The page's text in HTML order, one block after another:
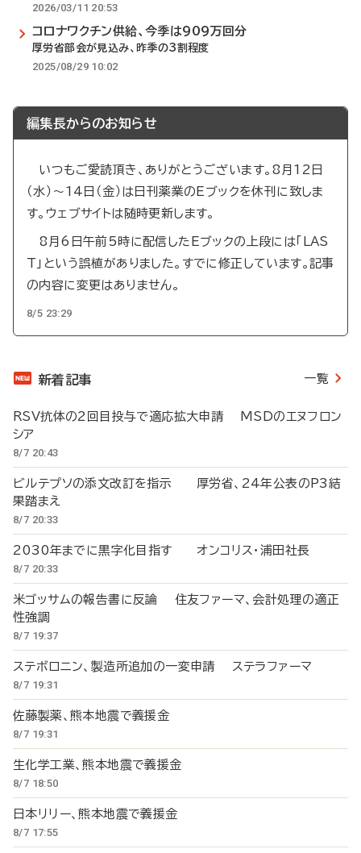
2026/03/11 20:53
コロナワクチン供給、今季は909万回分
厚労省部会が見込み、昨季の3割程度
2025/08/29 10:02
編集長からのお知らせ
いつもご愛読頂き、ありがとうございます。8月12日
（水）～14日（金）は日刊薬業のEブックを休刊に致しま
す。ウェブサイトは随時更新します。
8月6日午前5時に配信したEブックの上段には「LAS
T」という誤植がありました。すでに修正しています。記事
の内容に変更はありません。
8/5 23:29
新着記事 一覧
RSV抗体の2回目投与で適応拡大申請 MSDのエヌフロン
シア
8/7 20:43
ビルテプソの添文改訂を指示 厚労省、24年公表のP3結
果踏まえ
8/7 20:33
2030年までに黒字化目指す オンコリス・浦田社長
8/7 20:33
米ゴッサムの報告書に反論 住友ファーマ、会計処理の適正
性強調
8/7 19:37
ステボロニン、製造所追加の一変申請 ステラファーマ
8/7 19:31
佐藤製薬、熊本地震で義援金
8/7 19:31
生化学工業、熊本地震で義援金
8/7 18:50
日本リリー、熊本地震で義援金
8/7 17:55